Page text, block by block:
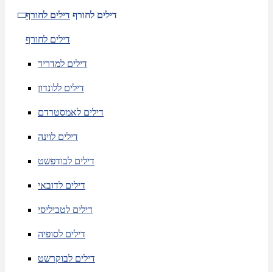
דילים לחורף דילים לחורף
דילים לחורף
דילים למדריד
דילים ללונדון
דילים לאמסטרדם
דילים לוינה
דילים לבודפשט
דילים לדובאי
דילים לטביליסי
דילים לסופיה
דילים לבוקרשט